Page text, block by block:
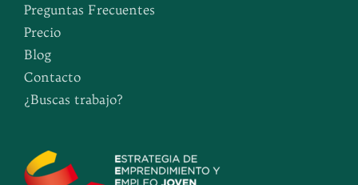
Preguntas Frecuentes
Precio
Blog
Contacto
¿Buscas trabajo?